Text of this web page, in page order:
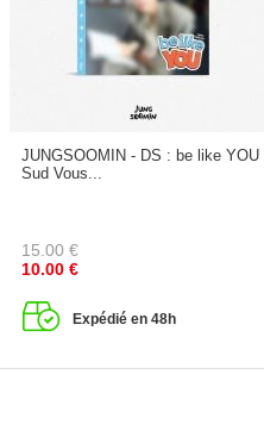
JUNGSOOMIN - DS : be like
Sud Vous...
15.00 €
10.00 €
Expédié en 48h